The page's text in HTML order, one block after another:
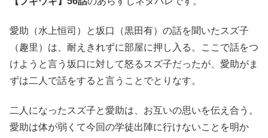
愛助（水上恒司）と坂口（黒田有）の話を聞いたスズ子
（趣里）は、耐えきれずに部屋に押し入る。ここで話をつ
けようと言う坂口に対して怒るスズ子だったが、愛助がま
ずは二人で話をすると言うことでとりなす。
二人になったスズ子と愛助は、お互いの思いを伝え合う。
愛助は体が弱くて今回の学徒出陣に行けないことを明か